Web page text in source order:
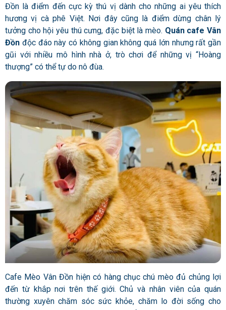
Đồn là điểm đến cực kỳ thú vị dành cho những ai yêu thích
hương vị cà phê Việt. Nơi đây cũng là điểm dừng chân lý
tưởng cho hội yêu thú cưng, đặc biệt là mèo. Quán cafe Vân
Đồn độc đáo này có không gian không quá lớn nhưng rất gần
gũi với nhiều mô hình nhà ở, trò chơi để những vị “Hoàng
thượng” có thể tự do nô đùa.
Cafe Mèo Vân Đồn hiện có hàng chục chú mèo đủ chủng lợi
đến từ khắp nơi trên thế giới. Chủ và nhân viên của quán
thường xuyên chăm sóc sức khỏe, chăm lo đời sống cho